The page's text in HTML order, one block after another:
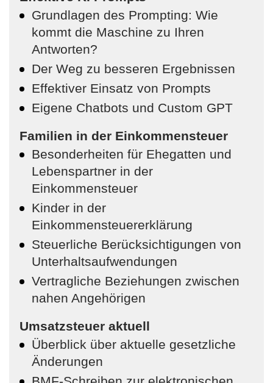
Grundlagen des Prompting: Wie
kommt die Maschine zu Ihren
Antworten?
Der Weg zu besseren Ergebnissen
Effektiver Einsatz von Prompts
Eigene Chatbots und Custom GPT
Familien in der Einkommensteuer
Besonderheiten für Ehegatten und
Lebenspartner in der
Einkommensteuer
Kinder in der
Einkommensteuererklärung
Steuerliche Berücksichtigungen von
Unterhaltsaufwendungen
Vertragliche Beziehungen zwischen
nahen Angehörigen
Umsatzsteuer aktuell
Überblick über aktuelle gesetzliche
Änderungen